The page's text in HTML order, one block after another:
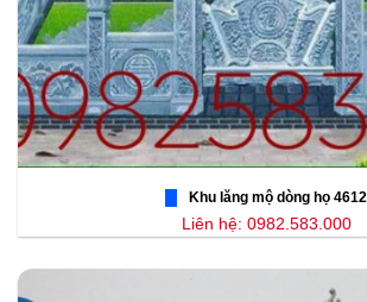
Khu lăng mộ dòng họ 4612
Liên hệ: 0982.583.000